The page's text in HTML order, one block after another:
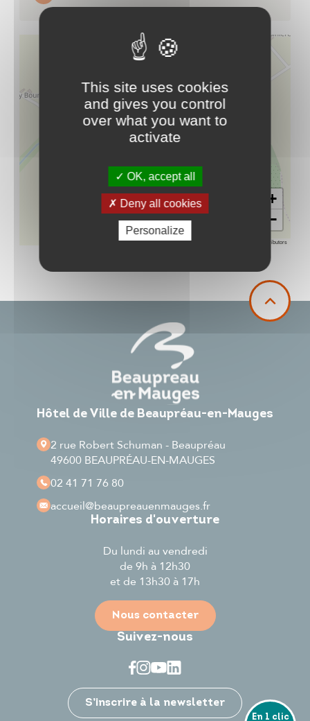
Je participe
+
−
contributors
Hôtel de Ville de Beaupréau-en-Mauges
2 rue Robert Schuman - Beaupréau
49600 BEAUPRÉAU-EN-MAUGES
02 41 71 76 80
accueil@beaupreauenmauges.fr
Horaires d'ouverture
Du lundi au vendredi
de 9h à 12h30
et de 13h30 à 17h
Nous contacter
Suivez-nous
S’inscrire à la newsletter
En 1 clic
This site uses cookies
and gives you control
over what you want to
activate
OK, accept all
Deny all cookies
Personalize